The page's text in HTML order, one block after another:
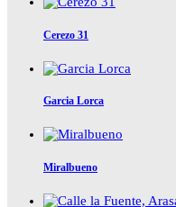
Cerezo 31
Garcia Lorca
Miralbueno